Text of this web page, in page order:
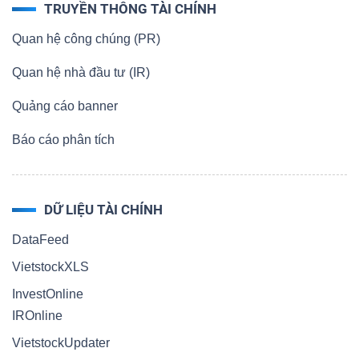
TRUYỀN THÔNG TÀI CHÍNH
Quan hệ công chúng (PR)
Quan hệ nhà đầu tư (IR)
Quảng cáo banner
Báo cáo phân tích
DỮ LIỆU TÀI CHÍNH
DataFeed
VietstockXLS
InvestOnline
IROnline
VietstockUpdater